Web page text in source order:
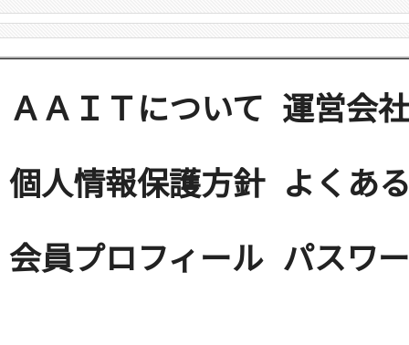
ＡＡＩＴについて 運営会社
個人情報保護方針 よくあ
会員プロフィール パスワ